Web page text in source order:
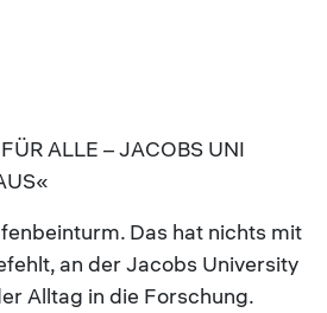
ALLE – JACOBS UNI
Das hat nichts mit
an der Jacobs University
Alltag in die Forschung.